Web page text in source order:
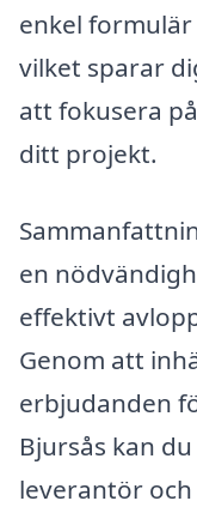
enkel
vilket sparar
att fokusera
ditt projekt.
en
effektivt
Genom att
erbjudanden
Bjursås kan
leverantör